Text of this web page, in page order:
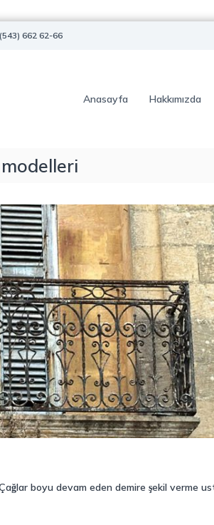
662 62-66
Anasayfa Hakkımızda
boyu devam eden demire şekil verme